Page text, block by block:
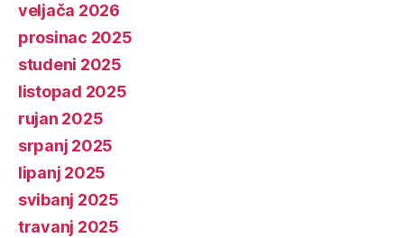
veljača 2026
prosinac 2025
studeni 2025
listopad 2025
rujan 2025
srpanj 2025
lipanj 2025
svibanj 2025
travanj 2025